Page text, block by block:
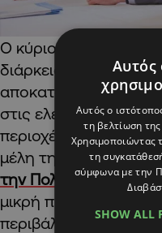
Ο κύριος
διάρκεια της
αποκατάσταση
στις ελεύθερες και
περιοχές, εργασία
μέλη της
την Πολιτιστική
μικρή πρόοδος σε
περιβάλλοντος.
Αυτός
Αυτός ο
τη βελτίωση
Χρησιμοποιώντας
τη
σύμφωνα με την
SHOW ALL